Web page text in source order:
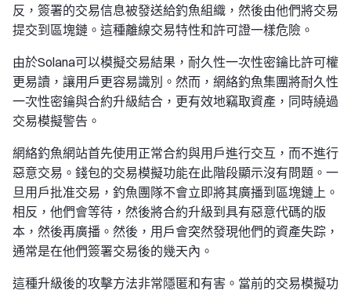
反，簽署的交易信息被發送給釣魚組織，然後由他們將交易
提交到區塊鏈。這種離線交易特性和許可證一樣危險。
由於Solana可以模擬交易結果，耐久性一次性密鑰比許可權
更易讀，讓用戶更容易識別。然而，網絡釣魚集團將耐久性
一次性密鑰與合約升級結合，更有效地竊取資產，同時繞過
交易模擬警告。
網絡釣魚網站首先使用正常合約與用戶進行交互，而不進行
惡意交易。錢包的交易模擬功能在此階段顯示沒有問題。一
旦用戶批准交易，釣魚團隊不會立即將其廣播到區塊鏈上。
相反，他們會等待，然後將合約升級到具有惡意代碼的版
本，然後再廣播。然後，用戶會突然發現他們的資產失踪，
通常是在他們簽署交易後的幾天內。
這種升級後的攻擊方法非常隱匿和有害。當前的交易模擬功